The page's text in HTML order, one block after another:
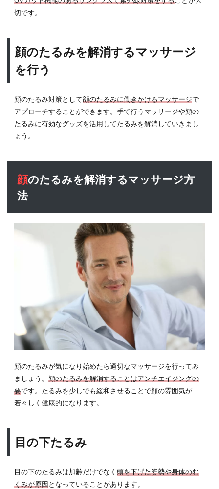
切です。
顔のたるみを解消するマッサージ
を行う
顔のたるみ対策として顔のたるみに働きかけるマッサージで
アプローチすることができます。手で行うマッサージや顔の
たるみに有効なグッズを活用してたるみを解消していきまし
ょう。
顔のたるみを解消するマッサージ方
法
顔のたるみが気になり始めたら適切なマッサージを行ってみ
ましょう。 顔のたるみを解消することはアンチエイジングの
要です。たるみを少しでも緩和させることで顔の雰囲気が
若々しく健康的になります。
目の下たるみ
目の下のたるみは加齢だけでなく 頭を下げた姿勢や身体のむ
くみが原因となっていることがあります。